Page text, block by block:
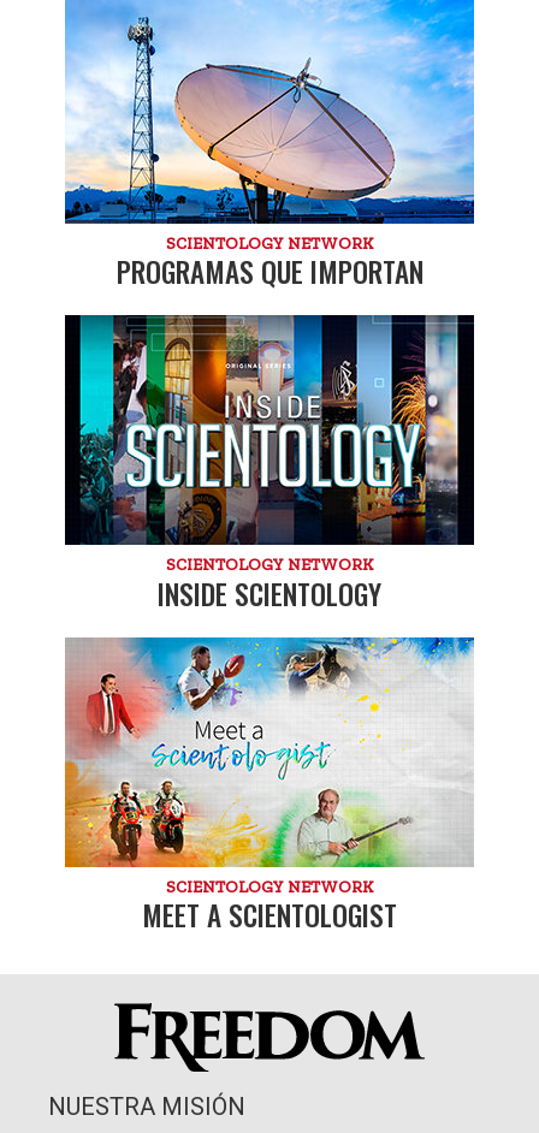
SCIENTOLOGY NETWORK
PROGRAMAS QUE IMPORTAN
SCIENTOLOGY NETWORK
INSIDE SCIENTOLOGY
SCIENTOLOGY NETWORK
MEET A SCIENTOLOGIST
NUESTRA MISIÓN